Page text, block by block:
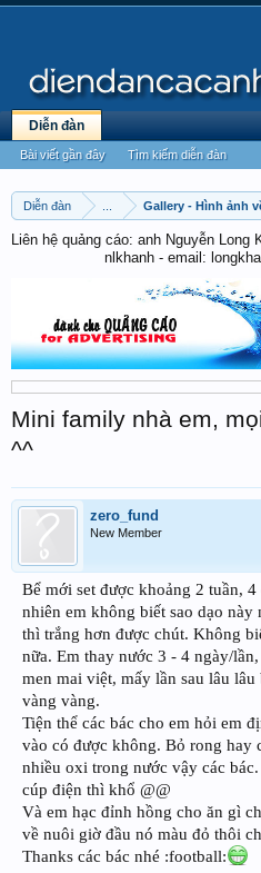
Diễn đàn Gallery - Hình ảnh
Liên hệ quảng cáo: anh Nguyễn Long
nlkhanh - email:
Mini family nhà em,
^^
zero_fund
New Member
Bể mới set được khoảng 2 tuần,
nhiên em không biết sao dạo
thì trắng hơn được chút. Không
nữa. Em thay nước 3 - 4 ngày/
men mai việt, mấy lần sau lâu
vàng vàng.
Tiện thể các bác cho em hỏi em
vào có được không. Bỏ rong hay
nhiều oxi trong nước vậy các
cúp điện thì khổ @@
Và em hạc đỉnh hồng cho ăn gì
về nuôi giờ đầu nó màu đỏ thôi
Thanks các bác nhé :football:
Diễn đàn
Bài viết gần đây Tìm kiếm diễn đàn